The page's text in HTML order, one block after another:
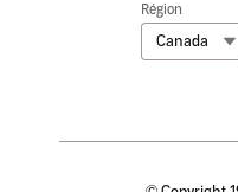
Région
Canada